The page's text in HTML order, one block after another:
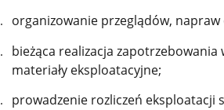
organizowanie przeglądów,
bieżąca realizacja
materiały eksploatacyjne;
prowadzenie rozliczeń